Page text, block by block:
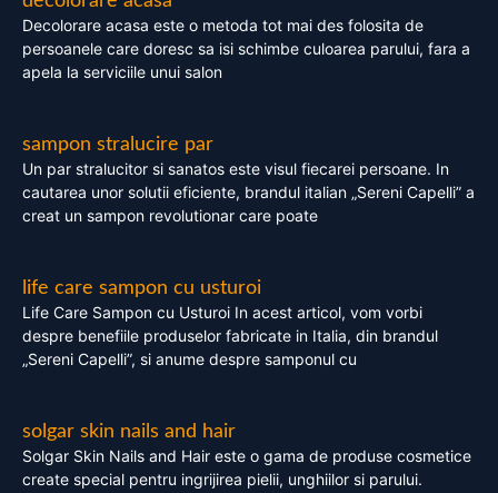
Decolorare acasa este o metoda tot mai des folosita de
persoanele care doresc sa isi schimbe culoarea parului, fara a
apela la serviciile unui salon
sampon stralucire par
Un par stralucitor si sanatos este visul fiecarei persoane. In
cautarea unor solutii eficiente, brandul italian „Sereni Capelli” a
creat un sampon revolutionar care poate
life care sampon cu usturoi
Life Care Sampon cu Usturoi In acest articol, vom vorbi
despre benefiile produselor fabricate in Italia, din brandul
„Sereni Capelli”, si anume despre samponul cu
solgar skin nails and hair
Solgar Skin Nails and Hair este o gama de produse cosmetice
create special pentru ingrijirea pielii, unghiilor si parului.